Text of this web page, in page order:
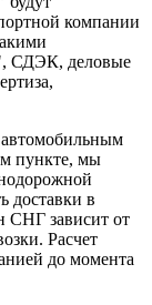
компании
СДЭК, деловые
автомобильным
пункте, мы
доставки в
СНГ зависит от
Расчет
до момента